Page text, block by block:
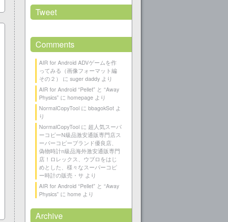
Tweet
Comments
AIR for Android ADVゲームを作
ってみる（画像フォーマット編
その２）
に suger daddy より
AIR for Android “Pellet” と “Away
Physics” に homepage より
NormalCopyTool に bbagokSot よ
り
NormalCopyTool に 超人気スーパ
ーコピーN級品激安通販専門店ス
ーパーコピーブランド優良店、
偽物時計n級品海外激安通販専門
店！ロレックス、ウブロをはじ
めとした、様々なスーパーコピ
ー時計の販売・サ より
AIR for Android “Pellet” と “Away
Physics” に home より
Archive